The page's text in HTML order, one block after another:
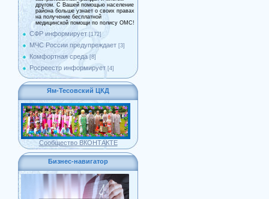
другом. С Вашей помощью население
района больше узнает о своих правах
на получение бесплатной
медицинской помощи по полису ОМС!
СФР информирует [172]
МЧС России предупреждает [3]
Комфортная среда [8]
Росреестр информирует [4]
Ям-Тесовский ЦКД
Сообщество ВКОНТАКТЕ
Бизнес-навигатор